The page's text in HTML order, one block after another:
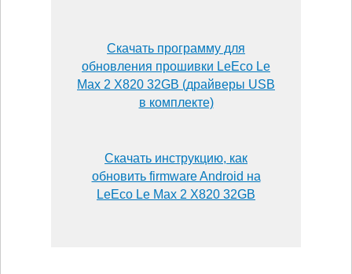
Скачать программу для
обновления прошивки LeEco Le
Max 2 X820 32GB (драйверы USB
в комплекте)
Скачать инструкцию, как
обновить firmware Android на
LeEco Le Max 2 X820 32GB